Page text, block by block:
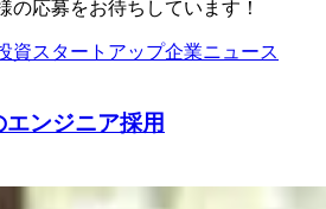
の応募をお待ちしています！
資スタートアップ企業ニュース
ンジニア採用